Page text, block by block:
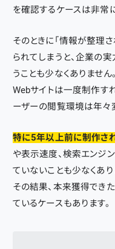
を確認するケースは非常に
そのときに「情報が整理さ
られてしまうと、企業の
うことも少なくありません。
Webサイトは一度制作す
ーザーの閲覧環境は年々
特に5年以上前に制作さ
や表示速度、検索エンジ
ていないことも少なくあり
その結果、本来獲得でき
ているケースもあります。